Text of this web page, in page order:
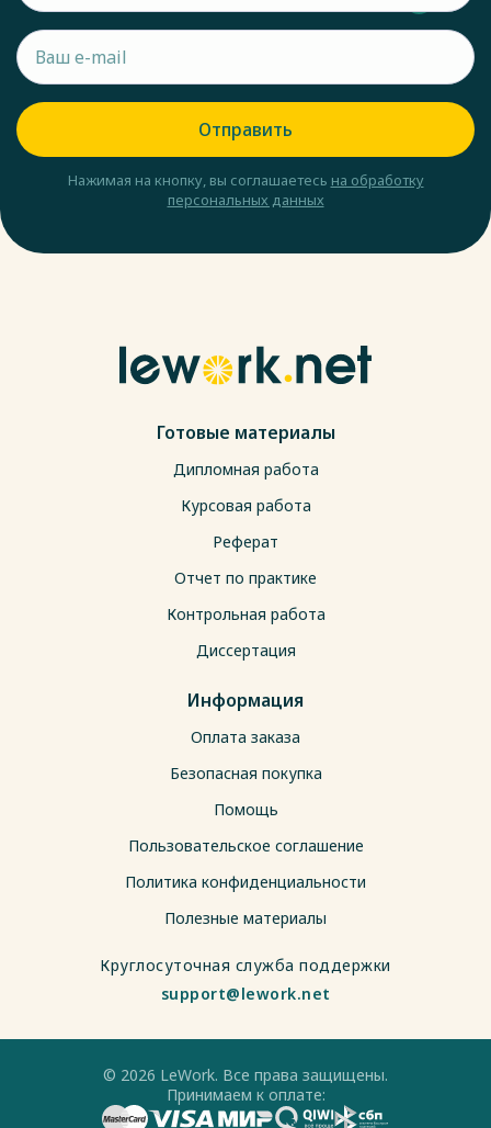
Отправить
Нажимая на кнопку, вы соглашаетесь на обработку
персональных данных
Готовые материалы
Дипломная работа
Курсовая работа
Реферат
Отчет по практике
Контрольная работа
Диссертация
Информация
Оплата заказа
Безопасная покупка
Помощь
Пользовательское соглашение
Политика конфиденциальности
Полезные материалы
Круглосуточная служба поддержки
support@lework.net
© 2026 LeWork. Все права защищены.
Принимаем к оплате: